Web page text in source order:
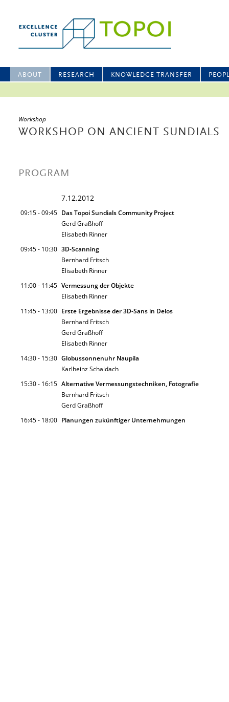
ABOUT RESEARCH KNOWLEDGE TRANSFER
Workshop
WORKSHOP ON ANCIENT SUNDIALS
PROGRAM
7.12.2012
09:15 - 09:45 Das Topoi Sundials Community Project
Gerd Graßhoff
Elisabeth Rinner
09:45 - 10:30 3D-Scanning
Bernhard Fritsch
Elisabeth Rinner
11:00 - 11:45 Vermessung der Objekte
Elisabeth Rinner
11:45 - 13:00 Erste Ergebnisse der 3D-Sans in Delos
Bernhard Fritsch
Gerd Graßhoff
Elisabeth Rinner
14:30 - 15:30 Globussonnenuhr Naupila
Karlheinz Schaldach
15:30 - 16:15 Alternative Vermessungstechniken, Fotografie
Bernhard Fritsch
Gerd Graßhoff
16:45 - 18:00 Planungen zukünftiger Unternehmungen